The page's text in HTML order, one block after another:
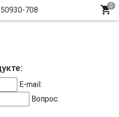
E-mail:
Вопрос: